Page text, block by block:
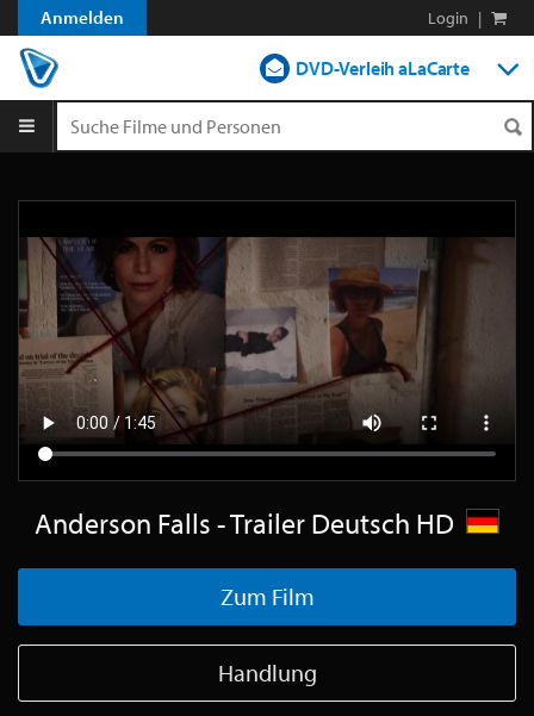
Anmelden Login |
DVD-Verleih aLaCarte
Blog
Anderson Falls - Trailer Deutsch HD
Zum Film
Handlung